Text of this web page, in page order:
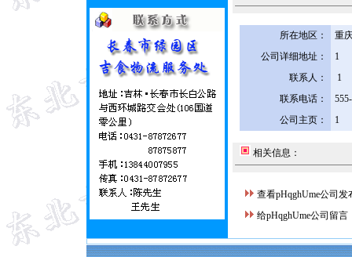
所在地区：
重
公司详细地址：
1
联系人：
1
联系电话：
公司主页：
1
相关信息：
查看pHqghUme公司发
给pHqghUme公司留言